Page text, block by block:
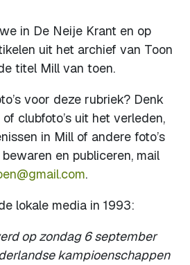
in De Neije Krant en op
uit het archief van Toon
titel Mill van toen.
voor deze rubriek? Denk
clubfoto’s uit het verleden,
in Mill of andere foto’s
en publiceren, mail
.
lokale media in 1993:
op zondag 6 september
kampioenschappen